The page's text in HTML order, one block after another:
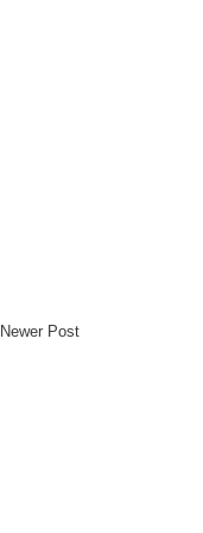
Newer Post